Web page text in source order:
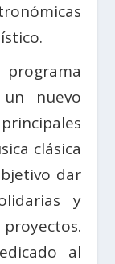
nuevo
clásica
dar
y
al